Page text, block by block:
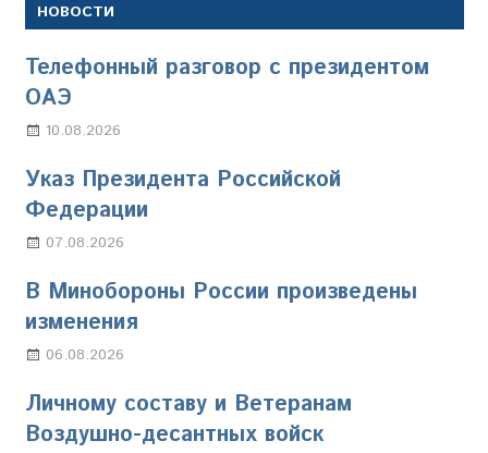
НОВОСТИ
Телефонный разговор с президентом
ОАЭ
10.08.2026
Указ Президента Российской
Федерации
07.08.2026
В Минобороны России произведены
изменения
06.08.2026
Личному составу и Ветеранам
Воздушно-десантных войск